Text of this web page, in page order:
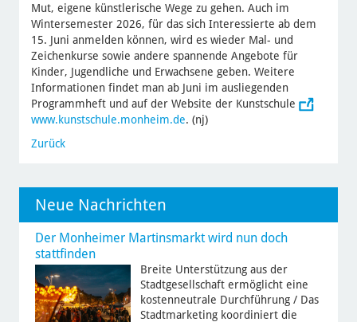
Mut, eigene künstlerische Wege zu gehen. Auch im
Wintersemester 2026, für das sich Interessierte ab dem
15. Juni anmelden können, wird es wieder Mal- und
Zeichenkurse sowie andere spannende Angebote für
Kinder, Jugendliche und Erwachsene geben. Weitere
Informationen findet man ab Juni im ausliegenden
Programmheft und auf der Website der Kunstschule
www.kunstschule.monheim.de. (nj)
Zurück
Neue Nachrichten
Der Monheimer Martinsmarkt wird nun doch
stattfinden
Breite Unterstützung aus der
Stadtgesellschaft ermöglicht eine
kostenneutrale Durchführung / Das
Stadtmarketing koordiniert die